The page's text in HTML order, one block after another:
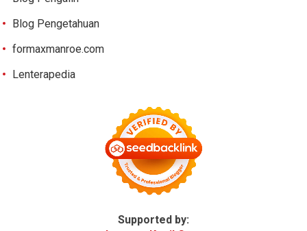
Blog Pengetahuan
formaxmanroe.com
Lenterapedia
Supported by: